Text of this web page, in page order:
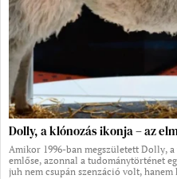
Dolly, a klónozás ikonja – az
Amikor 1996-ban megszületett Dolly,
emlőse, azonnal a tudománytörténet
juh nem csupán szenzáció volt,